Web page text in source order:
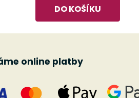
DO KOŠÍKU
online platby